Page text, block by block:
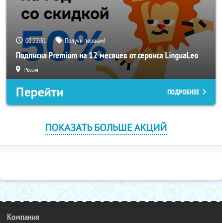
00:22:31 Получи первым!
Подписка Premium на 12 месяцев от сервиса LinguaLeo
Россия
Перейти ПОДРОБНЕЕ
ПОКАЗАТЬ БОЛЬШЕ АКЦИЙ
Компания